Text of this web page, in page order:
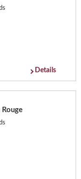
Details
Rouge